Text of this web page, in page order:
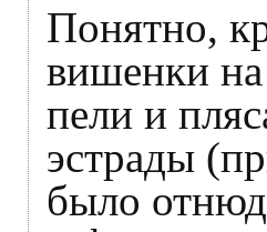
Понятно,
вишенки
пели и
эстрады
было